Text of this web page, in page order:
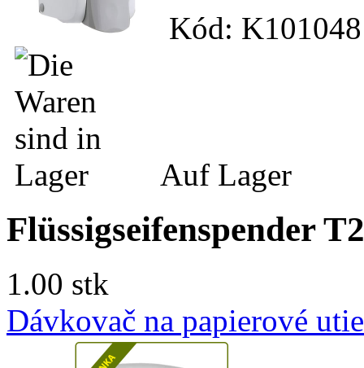
Kód: K101048
Auf Lager
Flüssigseifenspender
1.00 stk
Dávkovač na papierové